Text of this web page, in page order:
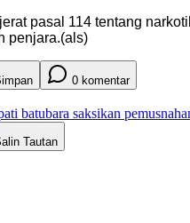
pasal 114 tentang
penjara.(als)
0 komentar
batubara saksikan
Tautan